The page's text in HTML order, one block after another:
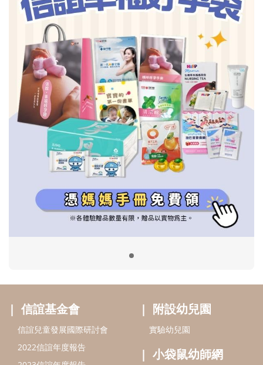
信誼基金會
2022信誼年度報告
2023信誼年度報告
2024信誼年度報告
好孕袋
分齡育兒電子報
線上教養諮詢
附設幼兒園
小袋鼠幼師網